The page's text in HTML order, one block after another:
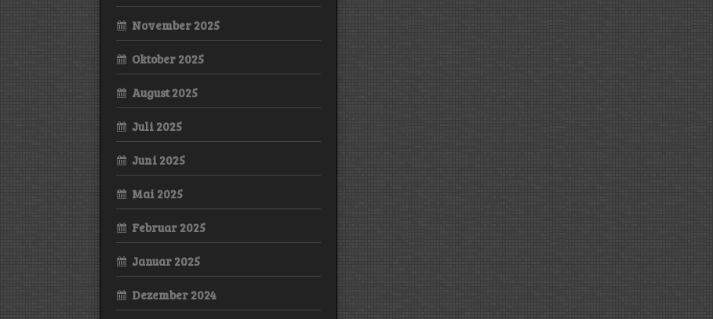
November 2025
Oktober 2025
August 2025
Juli 2025
Juni 2025
Mai 2025
Februar 2025
Januar 2025
Dezember 2024